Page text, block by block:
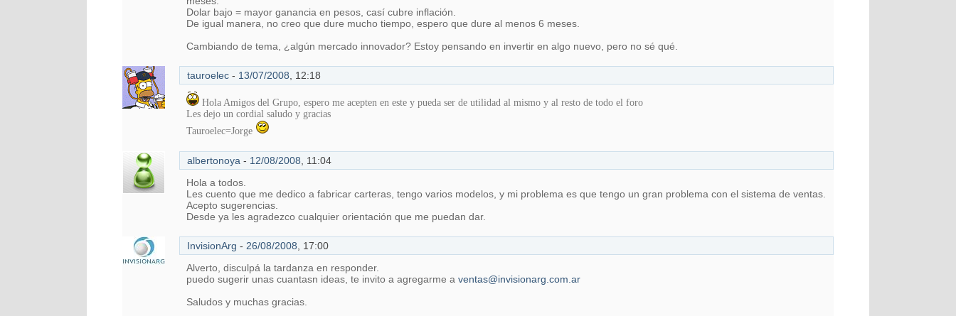
Dolar bajo = mayor ganancia en pesos, casí cubre inflación.
De igual manera, no creo que dure mucho tiempo, espero que dure al menos 6 meses.
Cambiando de tema, ¿algún mercado innovador? Estoy pensando en invertir en algo nuevo, pero no sé qué.
tauroelec - 13/07/2008, 12:18
Hola Amigos del Grupo, espero me acepten en este y pueda ser de utilidad al mismo y al resto de todo el foro
Les dejo un cordial saludo y gracias
Tauroelec=Jorge
albertonoya - 12/08/2008, 11:04
Hola a todos.
Les cuento que me dedico a fabricar carteras, tengo varios modelos, y mi problema es que tengo un gran problema con el sistema de ventas.
Acepto sugerencias.
Desde ya les agradezco cualquier orientación que me puedan dar.
InvisionArg - 26/08/2008, 17:00
Alverto, disculpá la tardanza en responder.
puedo sugerir unas cuantasn ideas, te invito a agregarme a ventas@invisionarg.com.ar
Saludos y muchas gracias.